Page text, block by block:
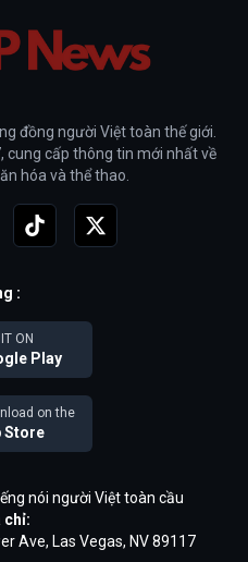
đồng người Việt toàn thế giới.
cấp thông tin mới nhất về
hóa và thể thao.
:
ON
Play
on the
Store
nói người Việt toàn cầu
chỉ:
Ave, Las Vegas, NV 89117